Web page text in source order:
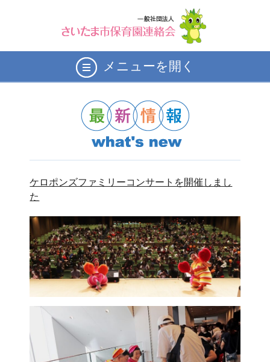
メニューを開く
ケロポンズファミリーコンサートを開催しまし
た